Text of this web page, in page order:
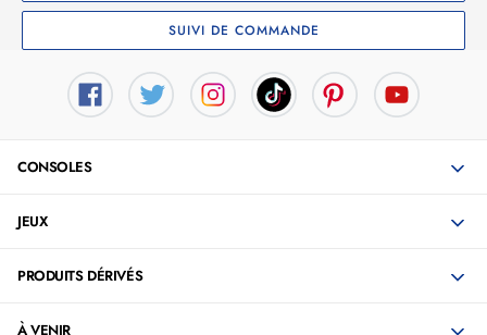
SUIVI DE COMMANDE
CONSOLES
JEUX
PRODUITS DÉRIVÉS
À VENIR